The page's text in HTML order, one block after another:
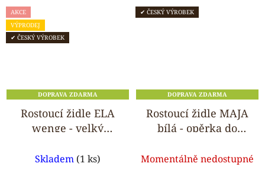
AKCE
VÝPRODEJ
✔ ČESKÝ VÝROBEK
DOPRAVA ZDARMA
Rostoucí židle ELA
wenge - velký
hodnocení
Skladem (1 ks)
✔ ČESKÝ VÝROBEK
DOPRAVA ZDARMA
Rostoucí židle MAJA
bílá - opěrka do
hodnocení
Momentálně nedostupné